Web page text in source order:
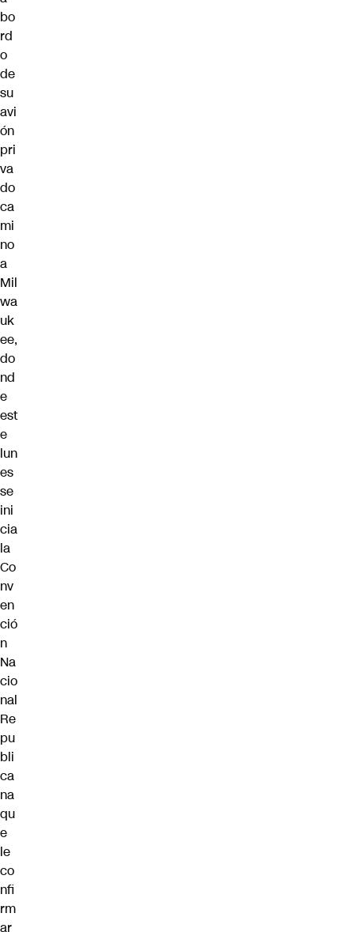
bo
rd
o
de
su
avi
ón
pri
va
do
ca
mi
no
a
Mil
wa
uk
ee,
do
nd
e
est
e
lun
es
se
ini
cia
la
Co
nv
en
ció
n
Na
cio
nal
Re
pu
bli
ca
na
qu
e
le
co
nfi
rm
ar